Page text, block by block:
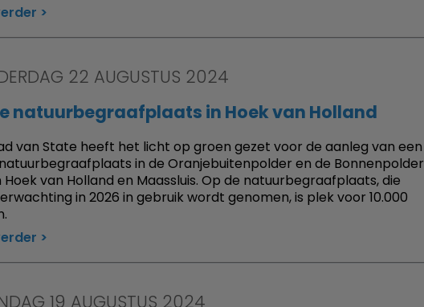
22 AUGUSTUS 2024
natuurbegraafplaats in Hoek van Holland
van State heeft het licht op groen gezet voor de aanleg van een
in de Oranjebuitenpolder en de Bonnenpolder
Hoek van Holland en Maassluis. Op de natuurbegraafplaats, die
in 2026 in gebruik wordt genomen, is plek voor 10.000
19 AUGUSTUS 2024